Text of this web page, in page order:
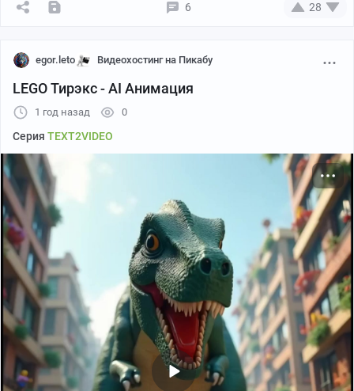
Третий этаж и санузел на втором.
Ну и куда же в пожарном депо без пожарного шеста.
6 28
egor.leto Видеохостинг на Пикабу
LEGO Тирэкс - AI Анимация
1 год назад 0
Серия TEXT2VIDEO